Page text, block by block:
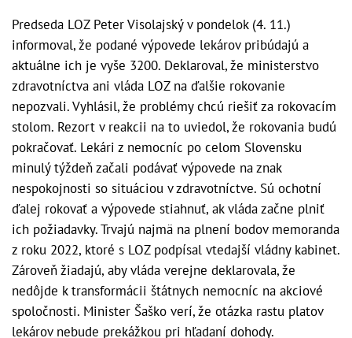
Predseda LOZ Peter Visolajský v pondelok (4. 11.)
informoval, že podané výpovede lekárov pribúdajú a
aktuálne ich je vyše 3200. Deklaroval, že ministerstvo
zdravotníctva ani vláda LOZ na ďalšie rokovanie
nepozvali. Vyhlásil, že problémy chcú riešiť za rokovacím
stolom. Rezort v reakcii na to uviedol, že rokovania budú
pokračovať. Lekári z nemocníc po celom Slovensku
minulý týždeň začali podávať výpovede na znak
nespokojnosti so situáciou v zdravotníctve. Sú ochotní
ďalej rokovať a výpovede stiahnuť, ak vláda začne plniť
ich požiadavky. Trvajú najmä na plnení bodov memoranda
z roku 2022, ktoré s LOZ podpísal vtedajší vládny kabinet.
Zároveň žiadajú, aby vláda verejne deklarovala, že
nedôjde k transformácii štátnych nemocníc na akciové
spoločnosti. Minister Šaško verí, že otázka rastu platov
lekárov nebude prekážkou pri hľadaní dohody.